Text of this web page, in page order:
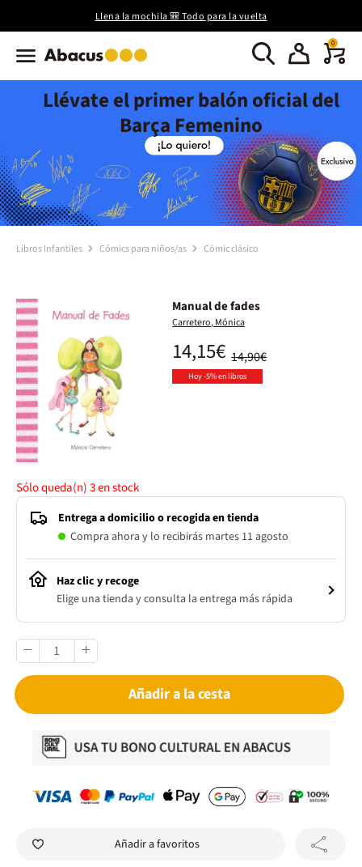
Llena la mochila 🎒 Todo para la vuelta
0
Llévate el primer balón oficial del
Barça Femenino
Libros Infantiles Cómics para niños/as Cómic clásico
Manual de fades
Carretero, Mónica
14,90€
14,15€
Hoy -5% en libros
Sólo queda(n)3en stock
Entrega a domicilio o recogida en tienda
Compra ahora y lo recibirás martes 11 agosto
Haz clic y recoge
Elige una tienda y consulta la entrega más rápida
Añadir a la cesta
Añadir a favoritos